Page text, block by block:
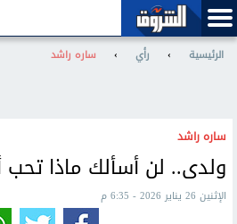
الرئيسية › رأي › ساره راشد
ساره راشد
ولدى.. لن أسألك ماذا
الإثنين 26 يناير 2026 - 6:35 م